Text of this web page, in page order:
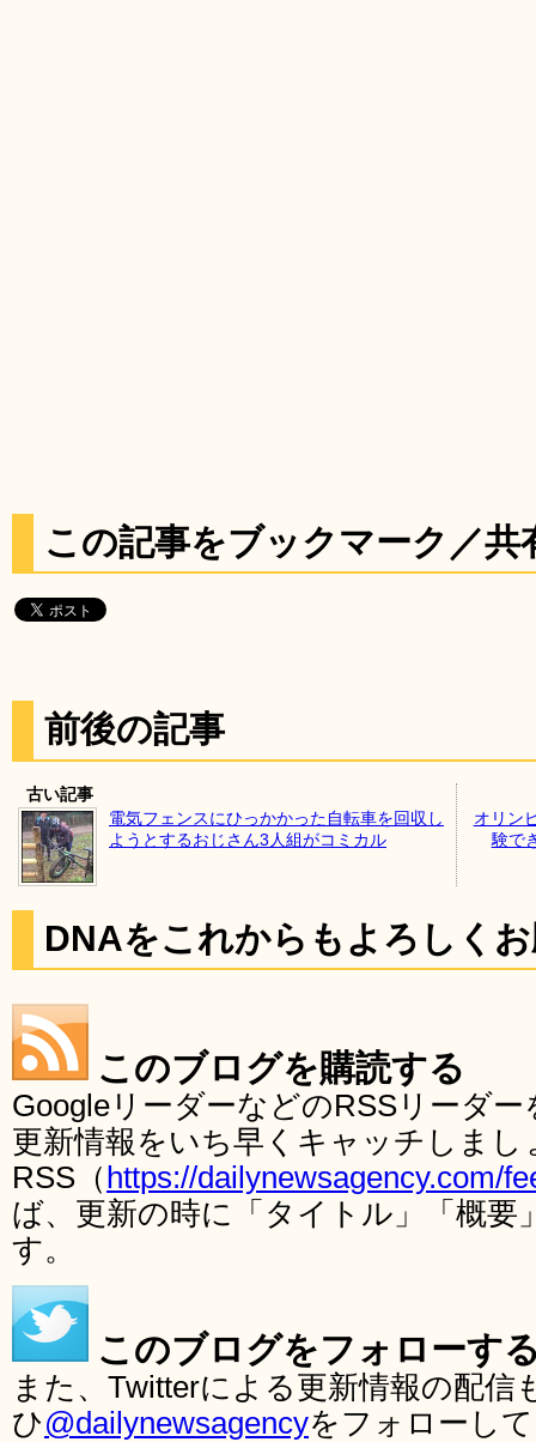
この記事をブックマーク／共
前後の記事
古い記事
電気フェンスにひっかかった自転車を回収し
ようとするおじさん3人組がコミカル
オリン
験で
DNAをこれからもよろしく
このブログを購読する
GoogleリーダーなどのRSSリーダ
更新情報をいち早くキャッチしま
RSS（ https://dailynewsagency.com/
ば、更新の時に「タイトル」「概要
す。
このブログをフォローす
また、Twitterによる更新情報の配
ひ@dailynewsagencyをフォローし